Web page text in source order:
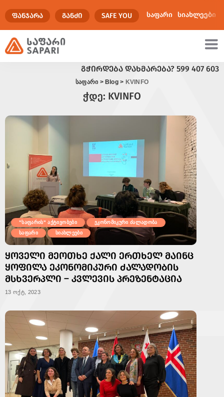
ᲤᲐᲜᲯᲐᲠᲐ ᲒᲐᲜᲫᲘ SAFE YOU საფარი სიახლეები
ᲒᲭᲘᲠᲓᲔᲑᲐ ᲓᲐᲮᲛᲐᲠᲔᲑᲐ? 599 407 603
საფარი > Blog> KVINFO
ჭდე: KVINFO
"საფარის" აქტივობები
ეკონომიკური ძალადობა
საფარი
სიახლეები
ᲧᲝᲕᲔᲚᲘ ᲛᲔᲝᲗᲮᲔ ᲥᲐᲚᲘ ᲔᲠᲗᲮᲔᲚ ᲛᲐᲘᲜᲪ
ᲧᲝᲤᲘᲚᲐ ᲔᲙᲝᲜᲝᲛᲘᲙᲣᲠᲘ ᲫᲐᲚᲐᲓᲝᲑᲘᲡ
ᲛᲡᲮᲕᲔᲠᲞᲚᲘ – ᲙᲕᲚᲔᲕᲘᲡ ᲞᲠᲔᲖᲔᲜᲢᲐᲪᲘᲐ
13 ოქტ, 2023